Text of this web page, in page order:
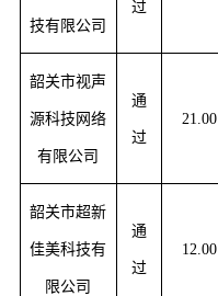
技有限公司
过
韶关市视声
源科技网络
有限公司
通
过
21.00
韶关市超新
佳美科技有
限公司
通
过
12.00